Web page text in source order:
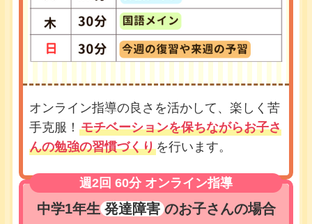
オンライン指導の良さを活かして、楽しく苦
手克服！ モチベーションを保ちながらお子さ
んの勉強の習慣づくりを行います。
中学1年生 発達障害 のお子さんの場合
週2回 60分 オンライン指導